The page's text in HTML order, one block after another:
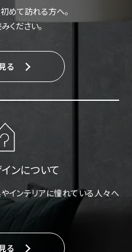
めて訪れる方へ。
ください。
る
ンについて
インテリアに憧れている人々へ
る